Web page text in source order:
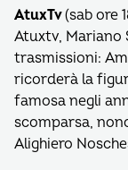
AtuxTv(sab ore
Atuxtv, Mariano
trasmissioni:
ricorderà la
famosa negli
scomparsa,
Alighiero